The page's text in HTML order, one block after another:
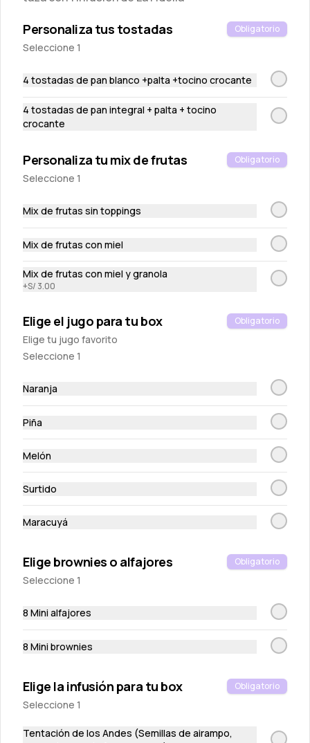
8 Mozarella Sticks para dipear en salsa honey mustard y nuestra
salsa carretillera
Pita chips
Tostaditas de pan pita
Wantan chips
Tostaditas crocantes de masa wantan
S/ 10.00
Personaliza tus tostadas Obligatorio
Seleccione 1
4 tostadas de pan blanco +palta +tocino crocante
4 tostadas de pan integral + palta + tocino
crocante
Personaliza tu mix de frutas Obligatorio
Seleccione 1
Mix de frutas sin toppings
Mix de frutas con miel
Mix de frutas con miel y granola
+S/ 3.00
Elige el jugo para tu box Obligatorio
Elige tu jugo favorito
Seleccione 1
Naranja
Piña
Melón
Surtido
Maracuyá
Elige brownies o alfajores Obligatorio
Seleccione 1
8 Mini alfajores
8 Mini brownies
Elige la infusión para tu box Obligatorio
Seleccione 1
Tentación de los Andes (Semillas de airampo,